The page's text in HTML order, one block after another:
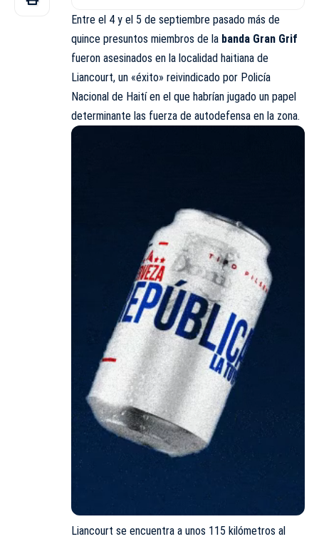
Entre el 4 y el 5 de septiembre pasado más de
quince presuntos miembros de la banda Gran Grif
fueron asesinados en la localidad haitiana de
Liancourt, un «éxito» reivindicado por Policía
Nacional de Haití en el que habrían jugado un papel
determinante las fuerza de autodefensa en la zona.
Liancourt se encuentra a unos 115 kilómetros al